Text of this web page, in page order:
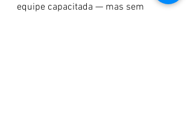
equipe capacitada — mas sem